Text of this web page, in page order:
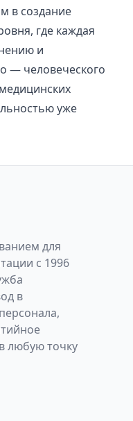
в создание
где каждая
и
— человеческого
уже
для
с 1996
в
любую точку